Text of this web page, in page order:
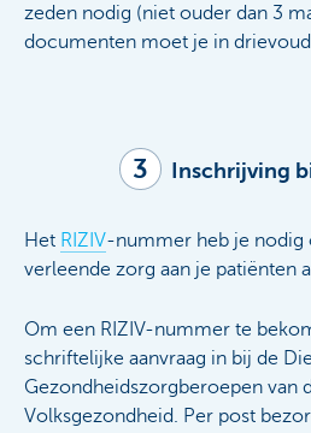
zeden nodig (niet ouder dan 3
documenten moet je in drievoud
3 Inschrijving
Het RIZIV-nummer heb je nodig
verleende zorg aan je patiënten
Om een RIZIV-nummer te
schriftelijke aanvraag in bij de
Gezondheidszorgberoepen van
Volksgezondheid. Per post